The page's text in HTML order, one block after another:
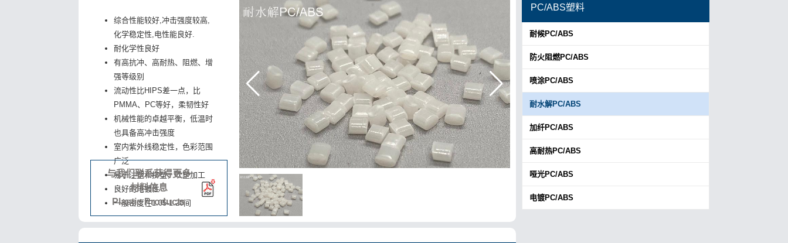
综合性能较好,冲击强度较高,
化学稳定性,电性能良好.
耐化学性良好
有高抗冲、高耐热、阻燃、增
强等级别
流动性比HIPS差一点，比
PMMA、PC等好，柔韧性好
机械性能的卓越平衡，低温时
也具备高冲击强度
室内紫外线稳定性，色彩范围
广泛
易于注塑和挤塑，吹塑加工
良好的电镀性
一般密度在1.05-1.20间
与我们联系获得更多
材料信息
Plastic Products
PC/ABS塑料
耐候PC/ABS
防火阻燃PC/ABS
喷涂PC/ABS
耐水解PC/ABS
加纤PC/ABS
高耐热PC/ABS
哑光PC/ABS
电镀PC/ABS